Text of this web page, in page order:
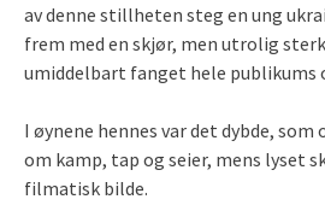
av denne stillheten steg en ung
frem med en skjør, men utrolig
umiddelbart fanget hele publikums
I øynene hennes var det dybde,
om kamp, tap og seier, mens lyset
filmatisk bilde.